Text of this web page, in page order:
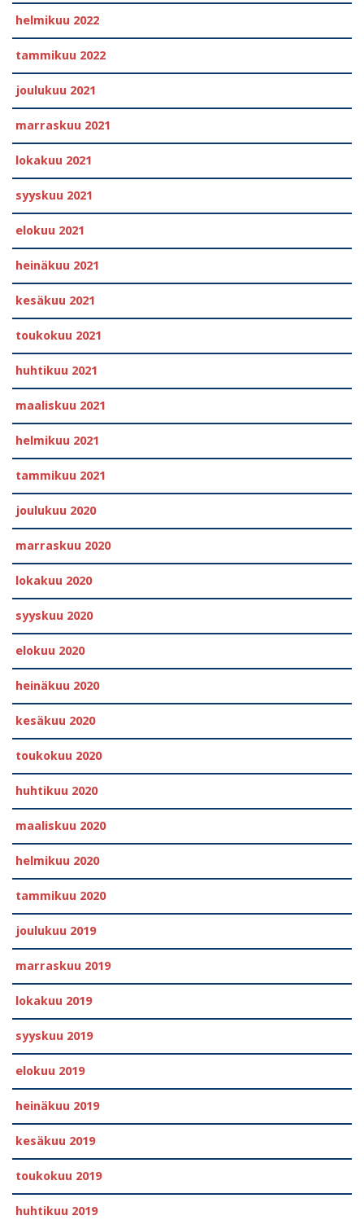
helmikuu 2022
tammikuu 2022
joulukuu 2021
marraskuu 2021
lokakuu 2021
syyskuu 2021
elokuu 2021
heinäkuu 2021
kesäkuu 2021
toukokuu 2021
huhtikuu 2021
maaliskuu 2021
helmikuu 2021
tammikuu 2021
joulukuu 2020
marraskuu 2020
lokakuu 2020
syyskuu 2020
elokuu 2020
heinäkuu 2020
kesäkuu 2020
toukokuu 2020
huhtikuu 2020
maaliskuu 2020
helmikuu 2020
tammikuu 2020
joulukuu 2019
marraskuu 2019
lokakuu 2019
syyskuu 2019
elokuu 2019
heinäkuu 2019
kesäkuu 2019
toukokuu 2019
huhtikuu 2019